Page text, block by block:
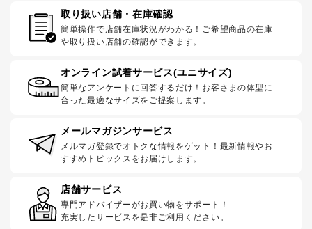
取り扱い店舗・在庫確認
簡単操作で店舗在庫状況がわかる！ご希望商品の在庫
や取り扱い店舗の確認ができます。
オンライン試着サービス(ユニサイズ)
簡単なアンケートに回答するだけ！お客さまの体型に
合った最適なサイズをご提案します。
メールマガジンサービス
メルマガ登録でオトクな情報をゲット！最新情報やお
すすめトピックスをお届けします。
店舗サービス
専門アドバイザーがお買い物をサポート！
充実したサービスを是非ご利用ください。